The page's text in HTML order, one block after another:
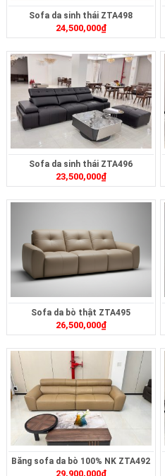
Sofa da sinh thái ZTA498
24,500,000₫
Sofa da sinh thái ZTA496
23,500,000₫
Sofa da bò thật ZTA495
26,500,000₫
Băng sofa da bò 100% NK ZTA492
29,900,000₫